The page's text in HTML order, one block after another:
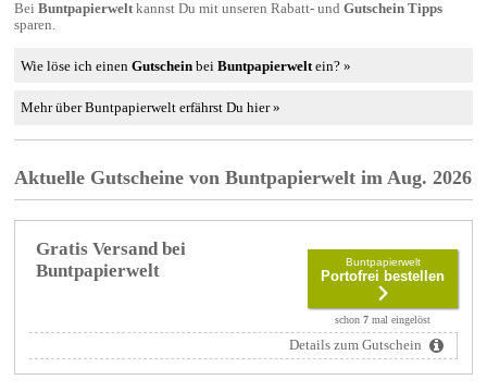
Bei Buntpapierweltkannst Du mit unseren Rabatt- und Gutschein Tipps
sparen.
Wie löse ich einenGutschein beiBuntpapierwelt ein? »
Mehr über Buntpapierwelt erfährst Du hier »
Aktuelle Gutscheine von Buntpapierwelt im Aug. 2026
Gratis Versand bei
Buntpapierwelt
Buntpapierwelt
Portofrei bestellen
schon7 mal eingelöst
Details zum Gutschein